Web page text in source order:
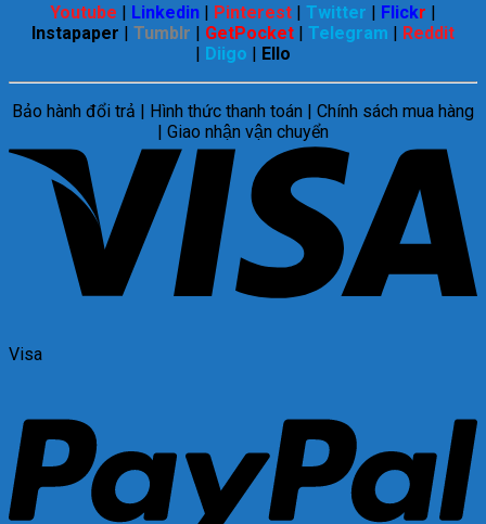
Youtube | Linkedin | Pinterest | Twitter | Flickr |
Instapaper | Tumblr | GetPocket | Telegram | Reddit
| Diigo | Ello
Bảo hành đổi trả | Hình thức thanh toán | Chính sách mua hàng
| Giao nhận vận chuyển
Visa